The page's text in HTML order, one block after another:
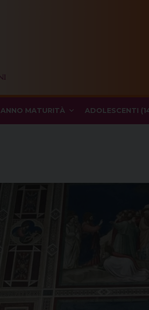
ANNO MATURITÀ ADOLESCENTI